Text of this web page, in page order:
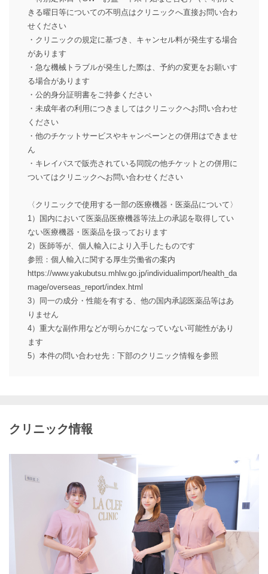
きる曜日等についての不明点はクリニックへ直接お問い合わ
せください
・クリニックの規定に基づき、キャンセル料が発生する場合
があります
・急な機械トラブルが発生した際は、予約の変更をお願いす
る場合があります
・公的身分証明書をご持参ください
・未成年者の利用につきましてはクリニックへお問い合わせ
ください
・他のチケットサービスやキャンペーンとの併用はできませ
ん
・キレイパスで販売されている同院の他チケットとの併用に
ついてはクリニックへお問い合わせください
〈クリニックで使用する一部の医療機器・医薬品について〉
1）国内において医薬品医療機器等法上の承認を取得してい
ない医療機器・医薬品を扱っております
2）医師等が、個人輸入により入手したものです
参照：個人輸入に関する厚生労働省の案内
https://www.yakubutsu.mhlw.go.jp/individualimport/health_da
mage/overseas_report/index.html
3）同一の成分・性能を有する、他の国内承認医薬品等はあ
りません
4）重大な副作用などが明らかになっていない可能性があり
ます
5）本件の問い合わせ先：下部のクリニック情報を参照
クリニック情報